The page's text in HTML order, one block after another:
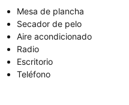
Mesa de plancha
Secador de pelo
Aire acondicionado
Radio
Escritorio
Teléfono